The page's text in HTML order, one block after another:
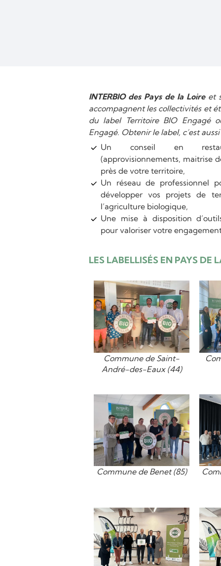
INTERBIO des Pays de la Loireet
accompagnent les collectivités et
du label Territoire BIO Engagé
Engagé. Obtenir le label, c’est
Un conseil en
(approvisionnements, maitrise
près de votre territoire,
Un réseau de professionnel
développer vos projets de
l’agriculture biologique,
Une mise à disposition
pour valoriser votre
LES LABELLISÉS EN PAYS DE
Commune de Saint-
André-des-Eaux (44)
Commune de Benet (85)